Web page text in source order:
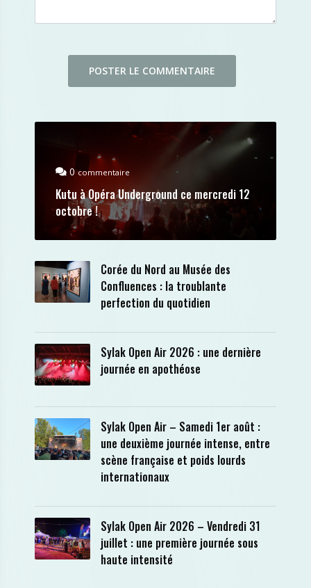
0commentaire
Kutu à Opéra Underground ce mercredi 12
octobre !
Corée du Nord au Musée des
Confluences : la troublante
perfection du quotidien
Sylak Open Air 2026 : une dernière
journée en apothéose
Sylak Open Air – Samedi 1er août :
une deuxième journée intense, entre
scène française et poids lourds
internationaux
Sylak Open Air 2026 – Vendredi 31
juillet : une première journée sous
haute intensité